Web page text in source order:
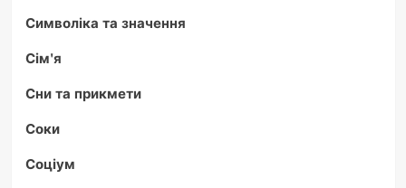
Символіка та значення
Сім'я
Сни та прикмети
Соки
Соціум